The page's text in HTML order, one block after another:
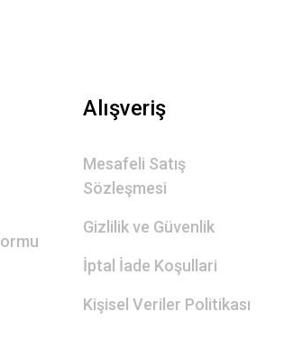
Alışveriş
Mesafeli Satış
Sözleşmesi
Gizlilik ve Güvenlik
İptal İade Koşullari
Kişisel Veriler Politikası